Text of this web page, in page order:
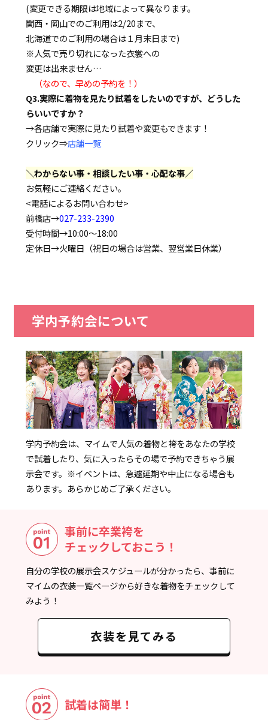
(変更できる期限は地域によって異なります。
関西・岡山でのご利用は2/20まで、
北海道でのご利用の場合は１月末日まで)
※人気で売り切れになった衣裳への
変更は出来ません…
（なので、早めの予約を！）
Q3.実際に着物を見たり試着をしたいのですが、どうした
らいいですか？
→各店舗で実際に見たり試着や変更もできます！
クリック⇒店舗一覧
＼わからない事・相談したい事・心配な事／
お気軽にご連絡ください。
<電話によるお問い合わせ>
前橋店→027-233-2390
受付時間→10:00～18:00
定休日→火曜日（祝日の場合は営業、翌営業日休業）
学内予約会について
学内予約会は、マイムで人気の着物と袴をあなたの学校
で試着したり、気に入ったらその場で予約できちゃう展
示会です。 ※イベントは、急遽延期や中止になる場合も
あります。あらかじめご了承ください。
事前に卒業袴を
チェックしておこう！
自分の学校の展示会スケジュールが分かったら、事前に
マイムの衣装一覧ページから好きな着物をチェックして
みよう！
衣装を見てみる
試着は簡単！